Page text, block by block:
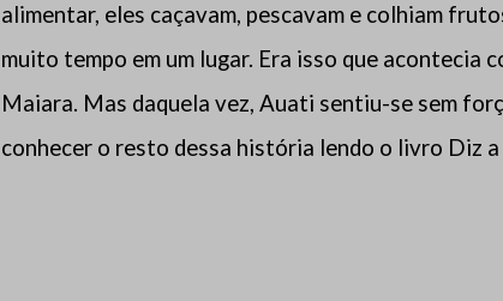
alimentar, eles caçavam, pescavam e colhiam
muito tempo em um lugar. Era isso que acontecia
Maiara. Mas daquela vez, Auati sentiu-se sem
conhecer o resto dessa história lendo o livro Diz a